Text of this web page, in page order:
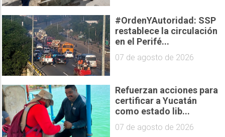
#OrdenYAutoridad: SSP
restablece la circulación
en el Perifé...
07 de agosto de 2026
Refuerzan acciones para
certificar a Yucatán
como estado lib...
07 de agosto de 2026